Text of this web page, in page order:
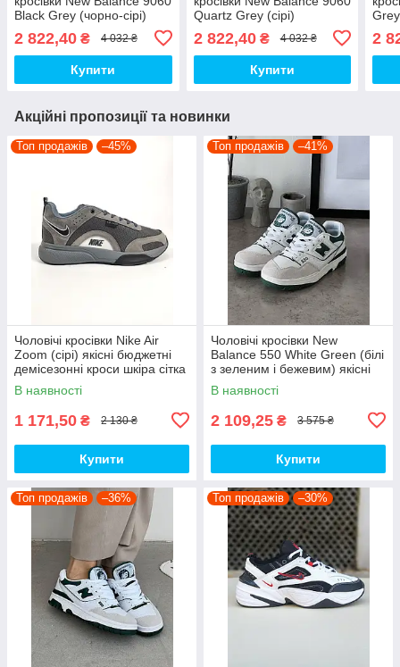
Black Grey (чорно-сірі)
демісезонні кроси NB062
Нью Беленс top
2 822,40 ₴ 4 032 ₴
Купити
Quartz Grey (сірі)
демісезонні кроси NB065
Нью Беленс top
2 822,40₴ 4 032 ₴
Купити
Grey
top
2
Акційні пропозиції та новинки
Топ продажів –45%
Чоловічі кросівки Nike Air
Zoom (сірі) якісні бюджетні
демісезонні кроси шкіра сітка
D426 топ
В наявності
1 171,50 ₴ 2 130 ₴
Купити
Топ продажів –41%
Чоловічі кросівки New
Balance 550 White Green (білі
з зеленим і бежевим) якісні
модні кроси NB020 топ
В наявності
2 109,25 ₴ 3 575 ₴
Купити
Топ продажів –36% Топ продажів –30%